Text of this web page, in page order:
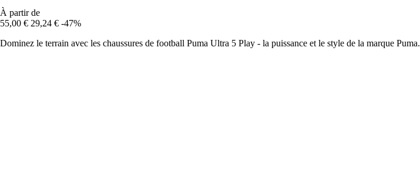
À partir de
55,00 € 29,24 € -47%
Dominez le terrain avec les chaussures de football Puma Ultra 5 Play - la puissance et le style de la marque Puma.